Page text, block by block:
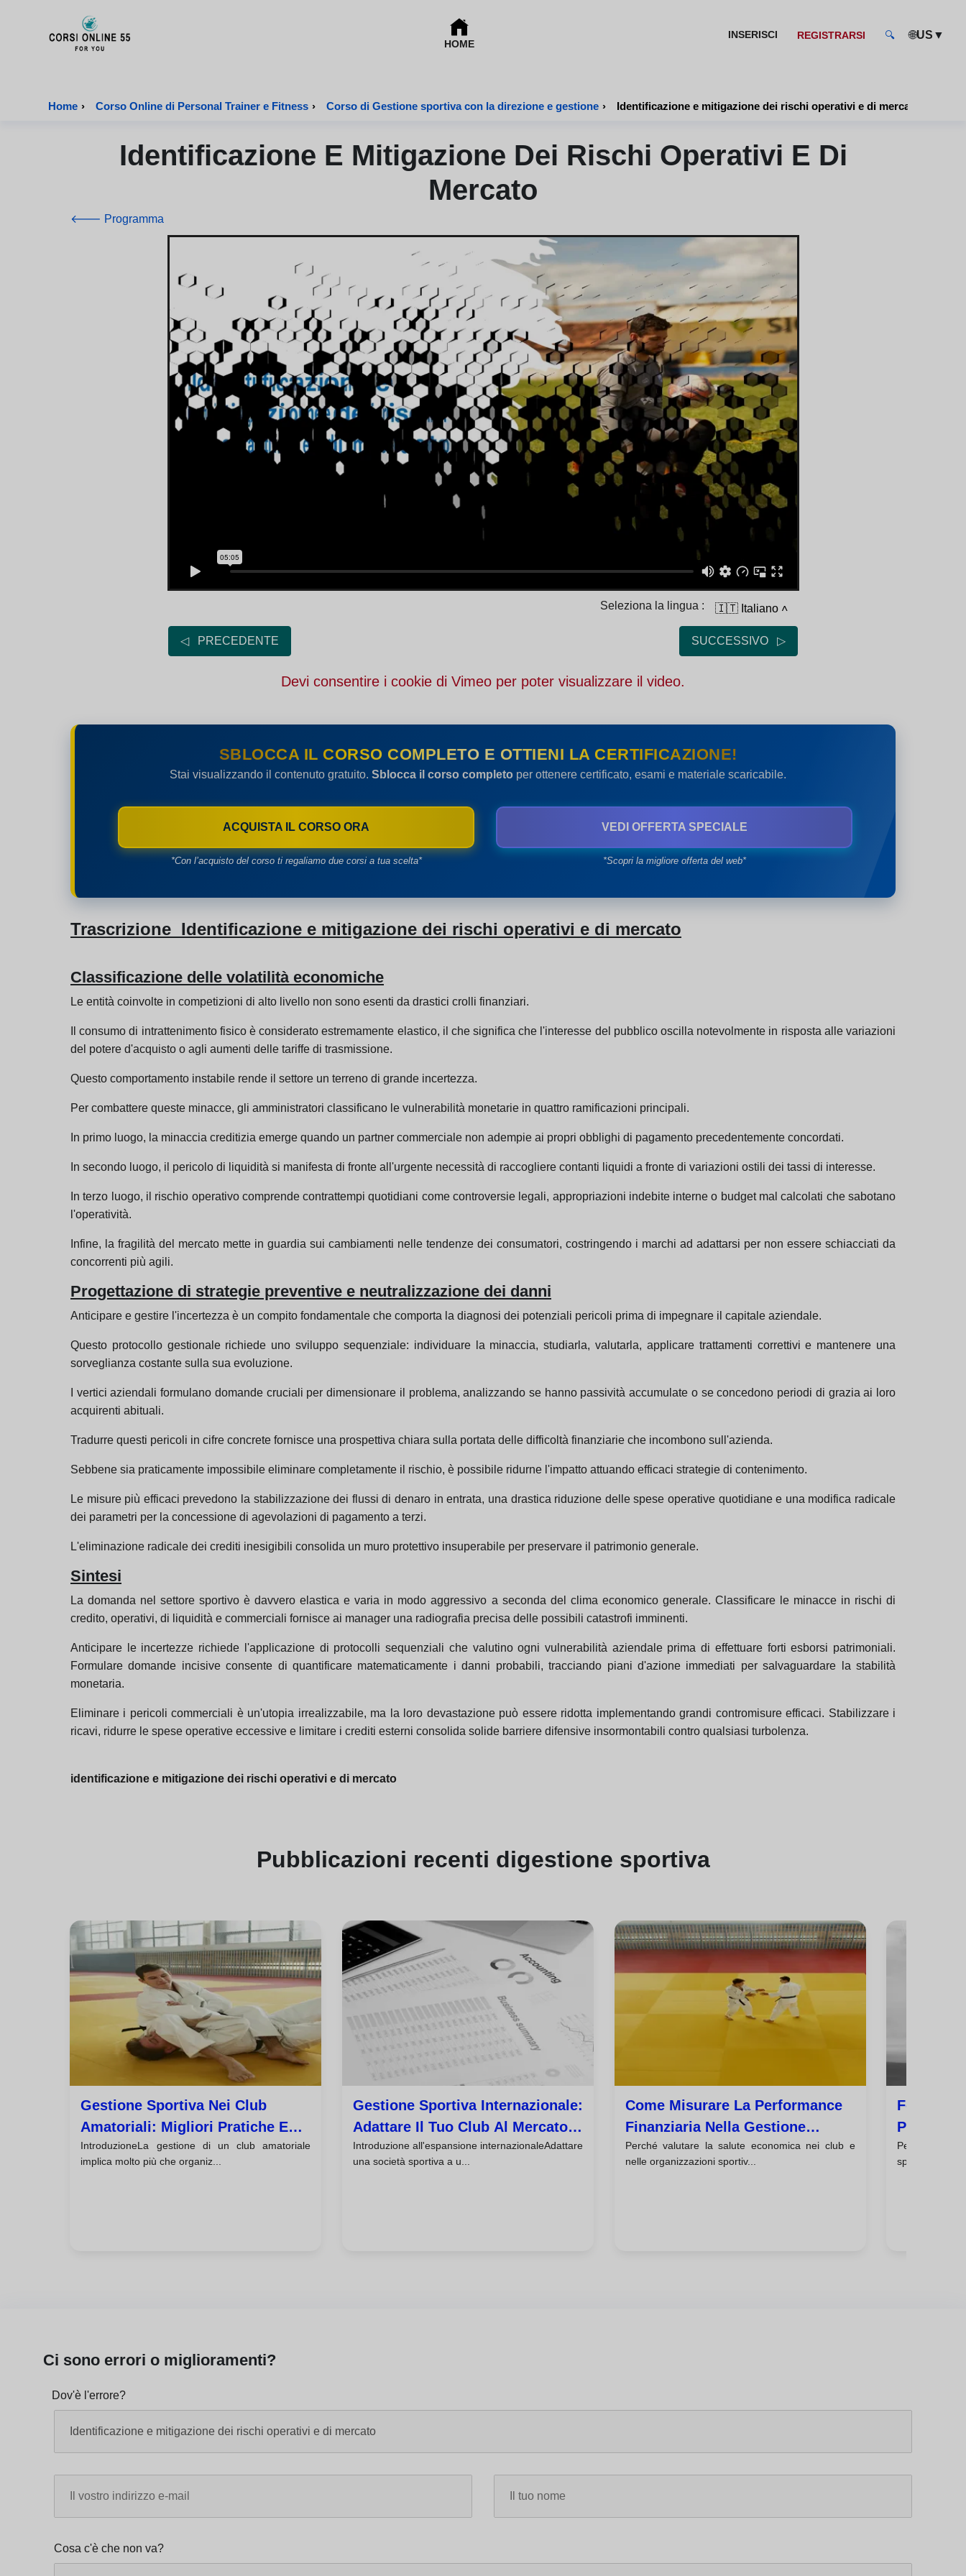
HOME
INSERISCI REGISTRARSI 🔍 🌐US ▼
Home › Corso Online di Personal Trainer e Fitness › Corso di Gestione sportiva con la direzione e gestione › Identificazione e mitigazione dei rischi operativi e di mercato
Identificazione E Mitigazione Dei Rischi Operativi E Di
Mercato
🡐 Programma
Seleziona la lingua : 🇮🇹 Italiano ˄
◁ PRECEDENTE SUCCESSIVO ▷
Devi consentire i cookie di Vimeo per poter visualizzare il video.
SBLOCCA IL CORSO COMPLETO E OTTIENI LA CERTIFICAZIONE!
Stai visualizzando il contenuto gratuito. Sblocca il corso completo per ottenere certificato, esami e materiale scaricabile.
ACQUISTA IL CORSO ORA
*Con l’acquisto del corso ti regaliamo due corsi a tua scelta*
VEDI OFFERTA SPECIALE
*Scopri la migliore offerta del web*
Trascrizione Identificazione e mitigazione dei rischi operativi e di mercato
Classificazione delle volatilità economiche
Le entità coinvolte in competizioni di alto livello non sono esenti da drastici crolli finanziari.
Il consumo di intrattenimento fisico è considerato estremamente elastico, il che significa che l'interesse del pubblico oscilla notevolmente in risposta alle variazioni
del potere d'acquisto o agli aumenti delle tariffe di trasmissione.
Questo comportamento instabile rende il settore un terreno di grande incertezza.
Per combattere queste minacce, gli amministratori classificano le vulnerabilità monetarie in quattro ramificazioni principali.
In primo luogo, la minaccia creditizia emerge quando un partner commerciale non adempie ai propri obblighi di pagamento precedentemente concordati.
In secondo luogo, il pericolo di liquidità si manifesta di fronte all'urgente necessità di raccogliere contanti liquidi a fronte di variazioni ostili dei tassi di interesse.
In terzo luogo, il rischio operativo comprende contrattempi quotidiani come controversie legali, appropriazioni indebite interne o budget mal calcolati che sabotano
l'operatività.
Infine, la fragilità del mercato mette in guardia sui cambiamenti nelle tendenze dei consumatori, costringendo i marchi ad adattarsi per non essere schiacciati da
concorrenti più agili.
Progettazione di strategie preventive e neutralizzazione dei danni
Anticipare e gestire l'incertezza è un compito fondamentale che comporta la diagnosi dei potenziali pericoli prima di impegnare il capitale aziendale.
Questo protocollo gestionale richiede uno sviluppo sequenziale: individuare la minaccia, studiarla, valutarla, applicare trattamenti correttivi e mantenere una
sorveglianza costante sulla sua evoluzione.
I vertici aziendali formulano domande cruciali per dimensionare il problema, analizzando se hanno passività accumulate o se concedono periodi di grazia ai loro
acquirenti abituali.
Tradurre questi pericoli in cifre concrete fornisce una prospettiva chiara sulla portata delle difficoltà finanziarie che incombono sull'azienda.
Sebbene sia praticamente impossibile eliminare completamente il rischio, è possibile ridurne l'impatto attuando efficaci strategie di contenimento.
Le misure più efficaci prevedono la stabilizzazione dei flussi di denaro in entrata, una drastica riduzione delle spese operative quotidiane e una modifica radicale
dei parametri per la concessione di agevolazioni di pagamento a terzi.
L'eliminazione radicale dei crediti inesigibili consolida un muro protettivo insuperabile per preservare il patrimonio generale.
Sintesi
La domanda nel settore sportivo è davvero elastica e varia in modo aggressivo a seconda del clima economico generale. Classificare le minacce in rischi di
credito, operativi, di liquidità e commerciali fornisce ai manager una radiografia precisa delle possibili catastrofi imminenti.
Anticipare le incertezze richiede l'applicazione di protocolli sequenziali che valutino ogni vulnerabilità aziendale prima di effettuare forti esborsi patrimoniali.
Formulare domande incisive consente di quantificare matematicamente i danni probabili, tracciando piani d'azione immediati per salvaguardare la stabilità
monetaria.
Eliminare i pericoli commerciali è un'utopia irrealizzabile, ma la loro devastazione può essere ridotta implementando grandi contromisure efficaci. Stabilizzare i
ricavi, ridurre le spese operative eccessive e limitare i crediti esterni consolida solide barriere difensive insormontabili contro qualsiasi turbolenza.
identificazione e mitigazione dei rischi operativi e di mercato
Pubblicazioni recenti digestione sportiva
Gestione Sportiva Nei Club
Amatoriali: Migliori Pratiche E
Casi Reali
IntroduzioneLa gestione di un club amatoriale
implica molto più che organiz...
Gestione Sportiva Internazionale:
Adattare Il Tuo Club Al Mercato
Globale
Introduzione all'espansione internazionaleAdattare
una società sportiva a u...
Come Misurare La Performance
Finanziaria Nella Gestione
Sportiva Della Tua
Organizzazione
Perché valutare la salute economica nei club e
nelle organizzazioni sportiv...
Sportiva:
Perché
Ci sono errori o miglioramenti?
Dov'è l'errore?
Cosa c'è che non va?